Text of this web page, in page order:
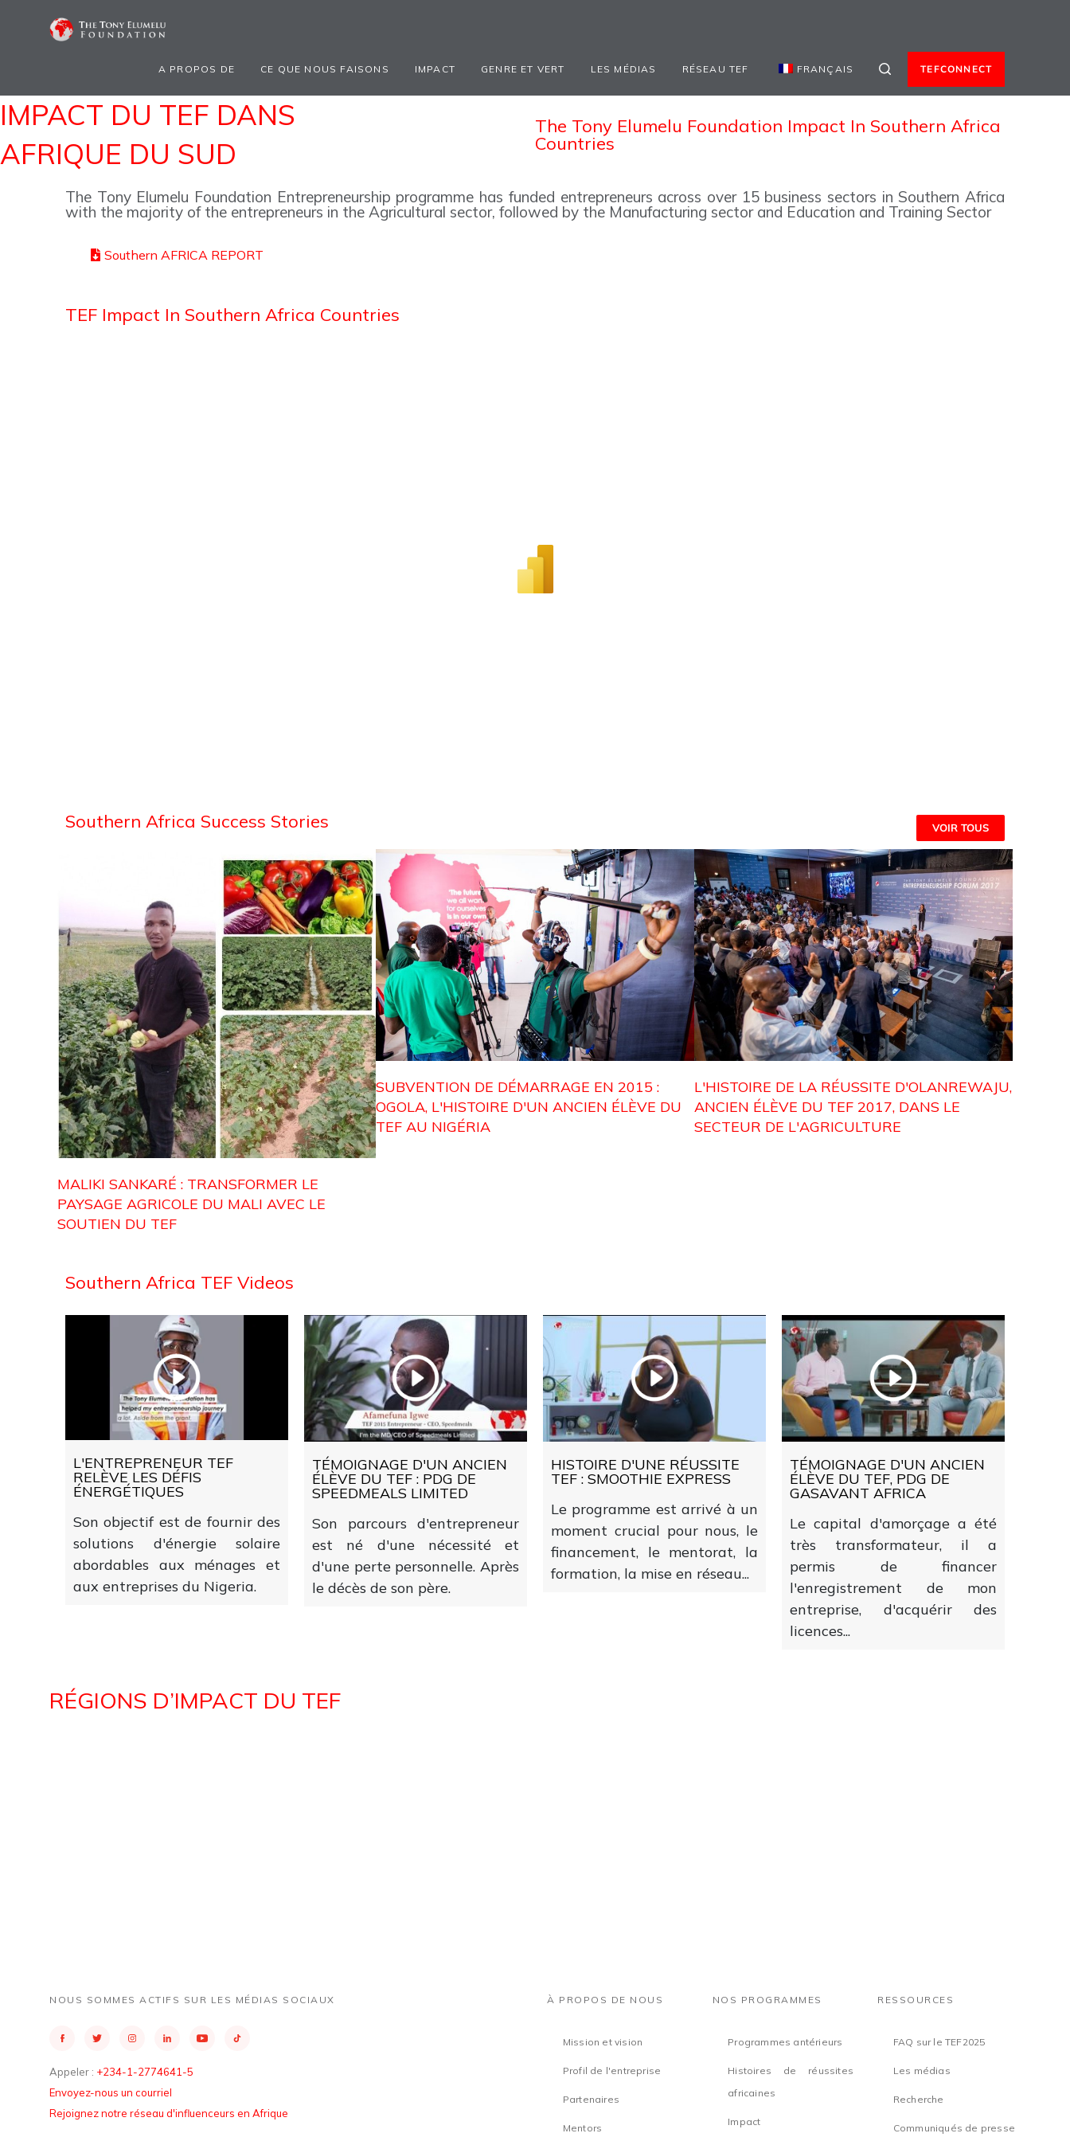
A PROPOS DE CE QUE NOUS FAISONS IMPACT GENRE ET VERT LES MÉDIAS RÉSEAU TEF FRANÇAIS TEFCONNECT
IMPACT DU TEF DANS
AFRIQUE DU SUD
The Tony Elumelu Foundation Impact In Southern Africa
Countries
The Tony Elumelu Foundation Entrepreneurship programme has funded entrepreneurs across over 15 business sectors in Southern Africa
with the majority of the entrepreneurs in the Agricultural sector, followed by the Manufacturing sector and Education and Training Sector
Southern AFRICA REPORT
TEF Impact In Southern Africa Countries
Southern Africa Success Stories VOIR TOUS
MALIKI SANKARÉ : TRANSFORMER LE
PAYSAGE AGRICOLE DU MALI AVEC LE
SOUTIEN DU TEF
SUBVENTION DE DÉMARRAGE EN 2015 :
OGOLA, L'HISTOIRE D'UN ANCIEN ÉLÈVE DU
TEF AU NIGÉRIA
L'HISTOIRE DE LA RÉUSSITE D'OLANREWAJU,
ANCIEN ÉLÈVE DU TEF 2017, DANS LE
SECTEUR DE L'AGRICULTURE
Southern Africa TEF Videos
L'ENTREPRENEUR TEF
RELÈVE LES DÉFIS
ÉNERGÉTIQUES
Son objectif est de fournir des
solutions d'énergie solaire
abordables aux ménages et
aux entreprises du Nigeria.
TÉMOIGNAGE D'UN ANCIEN
ÉLÈVE DU TEF : PDG DE
SPEEDMEALS LIMITED
Son parcours d'entrepreneur
est né d'une nécessité et
d'une perte personnelle. Après
le décès de son père.
HISTOIRE D'UNE RÉUSSITE
TEF : SMOOTHIE EXPRESS
Le programme est arrivé à un
moment crucial pour nous, le
financement, le mentorat, la
formation, la mise en réseau...
TÉMOIGNAGE D'UN ANCIEN
ÉLÈVE DU TEF, PDG DE
GASAVANT AFRICA
Le capital d'amorçage a été
très transformateur, il a
permis de financer
l'enregistrement de mon
entreprise, d'acquérir des
licences...
RÉGIONS D’IMPACT DU TEF
NOUS SOMMES ACTIFS SUR LES MÉDIAS SOCIAUX
Appeler : +234-1-2774641-5
Envoyez-nous un courriel
Rejoignez notre réseau d'influenceurs en Afrique
À PROPOS DE NOUS
Mission et vision
Profil de l'entreprise
Partenaires
Mentors
NOS PROGRAMMES
Programmes antérieurs
Histoires de réussites
africaines
Impact
RESSOURCES
FAQ sur le TEF2025
Les médias
Recherche
Communiqués de presse